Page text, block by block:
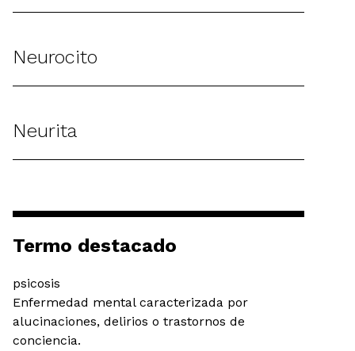
Neurocito
Neurita
Termo destacado
psicosis
Enfermedad mental caracterizada por
alucinaciones, delirios o trastornos de
conciencia.